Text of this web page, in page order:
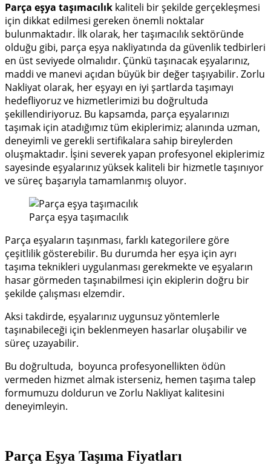
Parça eşya taşımacılık kaliteli bir şekilde gerçekleşmesi
için dikkat edilmesi gereken önemli noktalar
bulunmaktadır. İlk olarak, her taşımacılık sektöründe
olduğu gibi, parça eşya nakliyatında da güvenlik tedbirleri
en üst seviyede olmalıdır. Çünkü taşınacak eşyalarınız,
maddi ve manevi açıdan büyük bir değer taşıyabilir. Zorlu
Nakliyat olarak, her eşyayı en iyi şartlarda taşımayı
hedefliyoruz ve hizmetlerimizi bu doğrultuda
şekillendiriyoruz. Bu kapsamda, parça eşyalarınızı
taşımak için atadığımız tüm ekiplerimiz; alanında uzman,
deneyimli ve gerekli sertifikalara sahip bireylerden
oluşmaktadır. İşini severek yapan profesyonel ekiplerimiz
sayesinde eşyalarınız yüksek kaliteli bir hizmetle taşınıyor
ve süreç başarıyla tamamlanmış oluyor.
Parça eşya taşımacılık
Parça eşyaların taşınması, farklı kategorilere göre
çeşitlilik gösterebilir. Bu durumda her eşya için ayrı
taşıma teknikleri uygulanması gerekmekte ve eşyaların
hasar görmeden taşınabilmesi için ekiplerin doğru bir
şekilde çalışması elzemdir.
Aksi takdirde, eşyalarınız uygunsuz yöntemlerle
taşınabileceği için beklenmeyen hasarlar oluşabilir ve
süreç uzayabilir.
Bu doğrultuda, boyunca profesyonellikten ödün
vermeden hizmet almak isterseniz, hemen taşıma talep
formumuzu doldurun ve Zorlu Nakliyat kalitesini
deneyimleyin.
Parça Eşya Taşıma Fiyatları